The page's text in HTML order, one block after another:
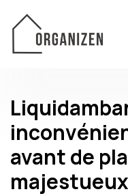
avant de
majestueux